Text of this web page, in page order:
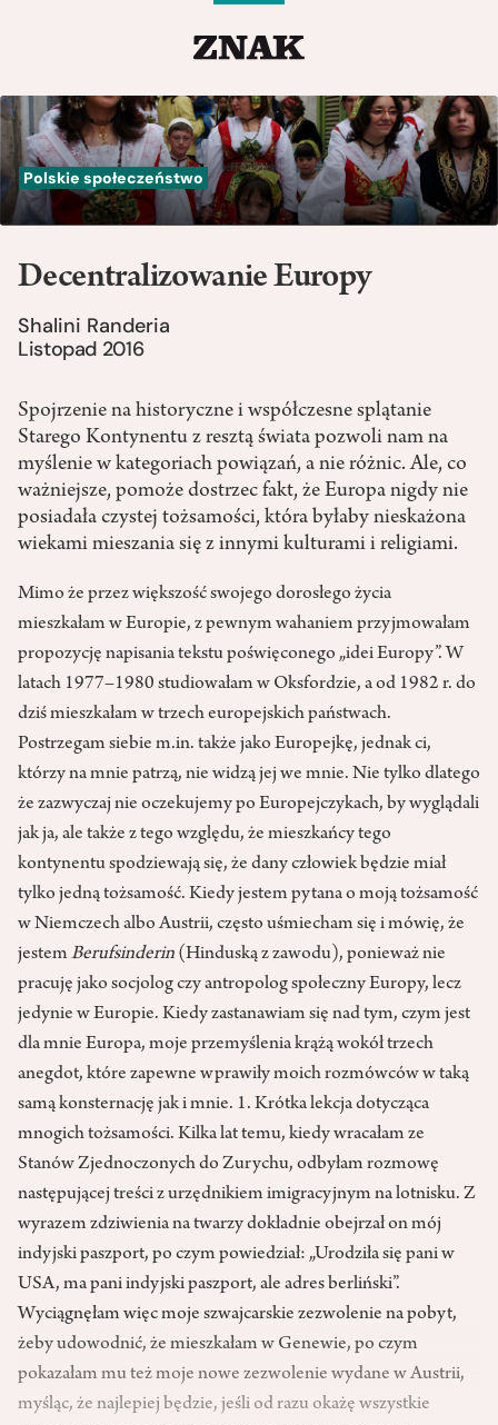
Polskie społeczeństwo
Decentralizowanie Europy
Shalini Randeria
Listopad 2016
Spojrzenie na historyczne i współczesne splątanie
Starego Kontynentu z resztą świata pozwoli nam na
myślenie w kategoriach powiązań, a nie różnic. Ale, co
ważniejsze, pomoże dostrzec fakt, że Europa nigdy nie
posiadała czystej tożsamości, która byłaby nieskażona
wiekami mieszania się z innymi kulturami i religiami.
Mimo że przez większość swojego dorosłego życia
mieszkałam w Europie, z pewnym wahaniem przyjmowałam
propozycję napisania tekstu poświęconego „idei Europy”. W
latach 1977–1980 studiowałam w Oksfordzie, a od 1982 r. do
dziś mieszkałam w trzech europejskich państwach.
Postrzegam siebie m.in. także jako Europejkę, jednak ci,
którzy na mnie patrzą, nie widzą jej we mnie. Nie tylko dlatego
że zazwyczaj nie oczekujemy po Europejczykach, by wyglądali
jak ja, ale także z tego względu, że mieszkańcy tego
kontynentu spodziewają się, że dany człowiek będzie miał
tylko jedną tożsamość. Kiedy jestem pytana o moją tożsamość
w Niemczech albo Austrii, często uśmiecham się i mówię, że
jestemBerufsinderin (Hinduską z zawodu), ponieważ nie
pracuję jako socjolog czy antropolog społeczny Europy, lecz
jedynie w Europie. Kiedy zastanawiam się nad tym, czym jest
dla mnie Europa, moje przemyślenia krążą wokół trzech
anegdot, które zapewne wprawiły moich rozmówców w taką
samą konsternację jak i mnie. 1. Krótka lekcja dotycząca
mnogich tożsamości. Kilka lat temu, kiedy wracałam ze
Stanów Zjednoczonych do Zurychu, odbyłam rozmowę
następującej treści z urzędnikiem imigracyjnym na lotnisku. Z
wyrazem zdziwienia na twarzy dokładnie obejrzał on mój
indyjski paszport, po czym powiedział: „Urodziła się pani w
USA, ma pani indyjski paszport, ale adres berliński”.
Wyciągnęłam więc moje szwajcarskie zezwolenie na pobyt,
żeby udowodnić, że mieszkałam w Genewie, po czym
pokazałam mu też moje nowe zezwolenie wydane w Austrii,
myśląc, że najlepiej będzie, jeśli od razu okażę wszystkie